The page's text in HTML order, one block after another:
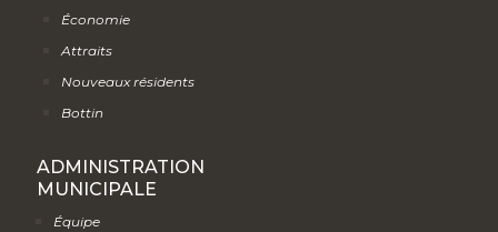
Économie
Attraits
Nouveaux résidents
Bottin
ADMINISTRATION
MUNICIPALE
Équipe